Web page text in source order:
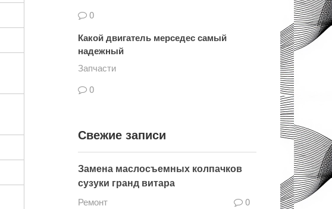
0
Какой двигатель мерседес самый
надежный
Запчасти
0
Свежие записи
Замена маслосъемных колпачков
сузуки гранд витара
Ремонт 0